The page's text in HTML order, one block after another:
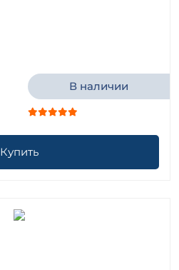
В наличии
Купить